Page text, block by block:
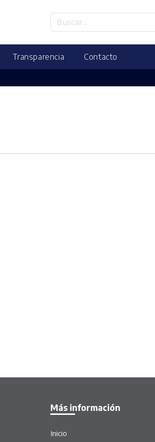
Transparencia Contacto
Más información
Inicio